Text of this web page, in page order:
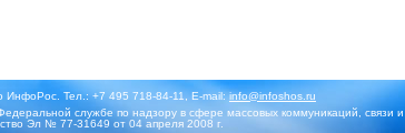
ИнфоРос. Тел.: +7 495 718-84-11, E-mail:info@infoshos.ru
службе по надзору в сфере массовых коммуникаций, связи и
Эл № 77-31649 от 04 апреля 2008 г.